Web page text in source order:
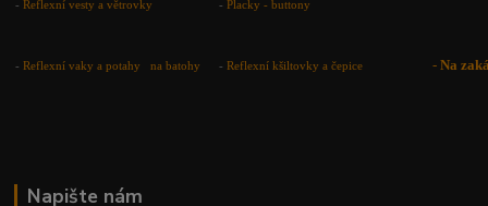
-Reflexní vesty a větrovky -Placky - buttony
-Reflexní vaky a potahy na batohy -Reflexní kšiltovky a čepice -Na
Napište nám